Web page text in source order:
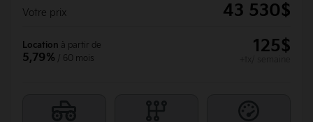
Votre prix
43 530$
Location à partir de
5,79% / 60 mois
125$